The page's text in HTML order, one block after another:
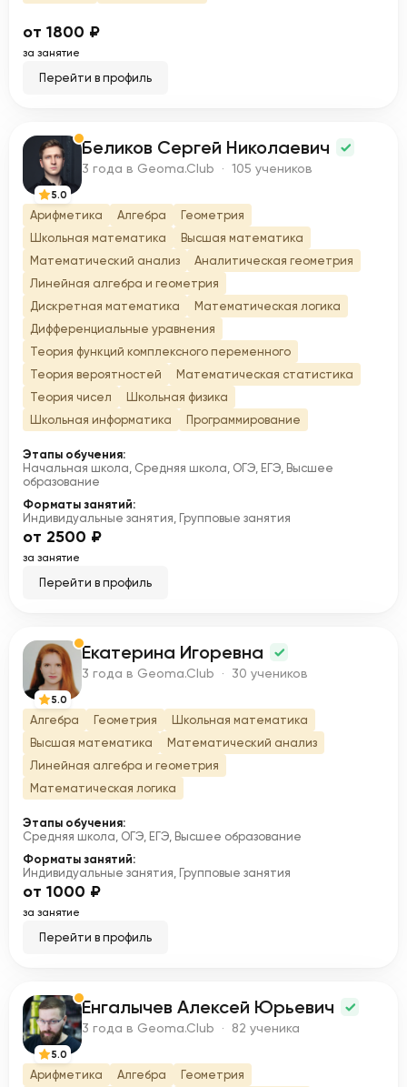
от 1800 ₽
за занятие
Перейти в профиль
Б
5.0
Беликов Сергей Николаевич
3 года в Geoma.Club · 105 учеников
Арифметика Алгебра
Геометрия
Школьная математика
Высшая математика
Математический анализ
Аналитическая геометрия
Линейная алгебра и геометрия
Дискретная математика
Математическая логика
Дифференциальные уравнения
Теория функций комплексного переменного
Теория вероятностей
Математическая статистика
Теория чисел
Школьная физика
Школьная информатика
Программирование
Этапы обучения:
Начальная школа, Средняя школа, ОГЭ, ЕГЭ, Высшее
образование
Форматы занятий:
Индивидуальные занятия, Групповые занятия
от 2500 ₽
за занятие
Перейти в профиль
Е
5.0
Екатерина Игоревна
3 года в Geoma.Club · 30 учеников
Алгебра Геометрия
Школьная математика
Высшая математика
Математический анализ
Линейная алгебра и геометрия
Математическая логика
Этапы обучения:
Средняя школа, ОГЭ, ЕГЭ, Высшее образование
Форматы занятий:
Индивидуальные занятия, Групповые занятия
от 1000 ₽
за занятие
Перейти в профиль
Е
5.0
Енгалычев Алексей Юрьевич
3 года в Geoma.Club · 82 ученика
Арифметика Алгебра
Геометрия